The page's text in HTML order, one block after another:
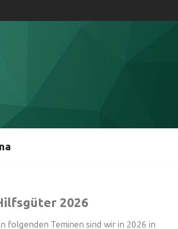
2026
folgenden Teminen sind wir in 2026 in